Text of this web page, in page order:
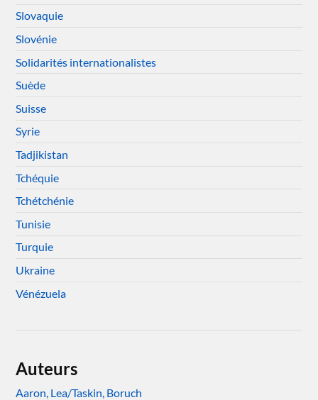
Slovaquie
Slovénie
Solidarités internationalistes
Suède
Suisse
Syrie
Tadjikistan
Tchéquie
Tchétchénie
Tunisie
Turquie
Ukraine
Vénézuela
Auteurs
Aaron, Lea/Taskin, Boruch